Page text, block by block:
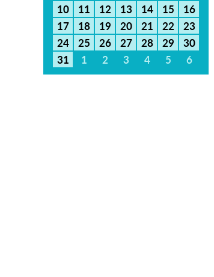
10
11 12 13 14 15
16
17
18 19 20 21 22
23
24
25 26 27 28 29
30
31
1 2 3 4 5 6